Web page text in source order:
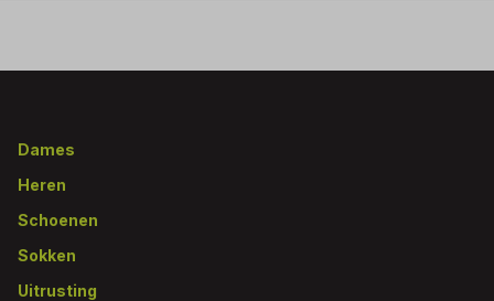
Footer
Dames
Heren
Schoenen
Sokken
Uitrusting